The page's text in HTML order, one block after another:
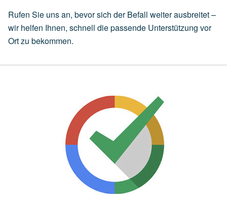
Rufen Sie uns an, bevor sich der Befall weiter ausbreitet –
wir helfen Ihnen, schnell die passende Unterstützung vor
Ort zu bekommen.